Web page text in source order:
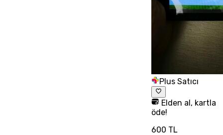
Plus Satıcı
Elden al, kartla
öde!
600 TL